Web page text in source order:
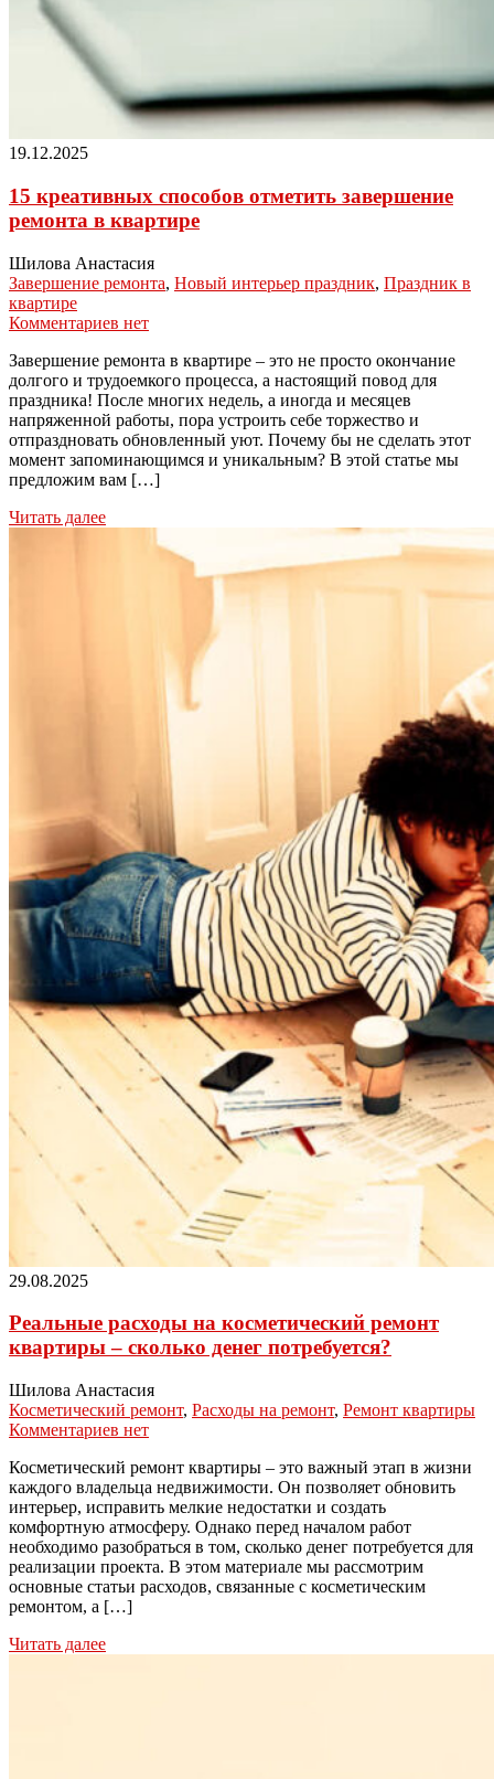
19.12.2025
15 креативных способов отметить завершение
ремонта в квартире
Шилова Анастасия
Завершение ремонта, Новый интерьер праздник, Праздник в
квартире
Комментариев нет
Завершение ремонта в квартире – это не просто окончание
долгого и трудоемкого процесса, а настоящий повод для
праздника! После многих недель, а иногда и месяцев
напряженной работы, пора устроить себе торжество и
отпраздновать обновленный уют. Почему бы не сделать этот
момент запоминающимся и уникальным? В этой статье мы
предложим вам […]
Читать далее
29.08.2025
Реальные расходы на косметический ремонт
квартиры – сколько денег потребуется?
Шилова Анастасия
Косметический ремонт, Расходы на ремонт, Ремонт квартиры
Комментариев нет
Косметический ремонт квартиры – это важный этап в жизни
каждого владельца недвижимости. Он позволяет обновить
интерьер, исправить мелкие недостатки и создать
комфортную атмосферу. Однако перед началом работ
необходимо разобраться в том, сколько денег потребуется для
реализации проекта. В этом материале мы рассмотрим
основные статьи расходов, связанные с косметическим
ремонтом, а […]
Читать далее